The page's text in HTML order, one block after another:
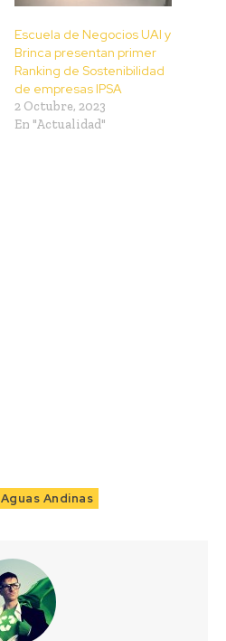
Escuela de Negocios UAI y
Brinca presentan primer
Ranking de Sostenibilidad
de empresas IPSA
2 Octubre, 2023
En "Actualidad"
Aguas Andinas